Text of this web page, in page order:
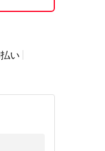
い